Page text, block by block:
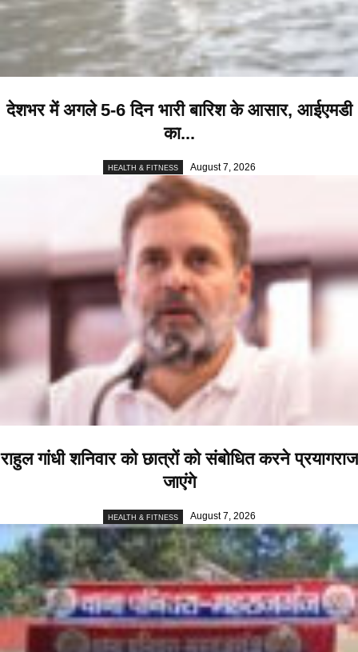
देशभर में अगले 5-6 दिन भारी बारिश के आसार, आईएमडी
का...
HEALTH & FITNESS August 7, 2026
राहुल गांधी शनिवार को छात्रों को संबोधित करने प्रयागराज
जाएंगे
HEALTH & FITNESS August 7, 2026